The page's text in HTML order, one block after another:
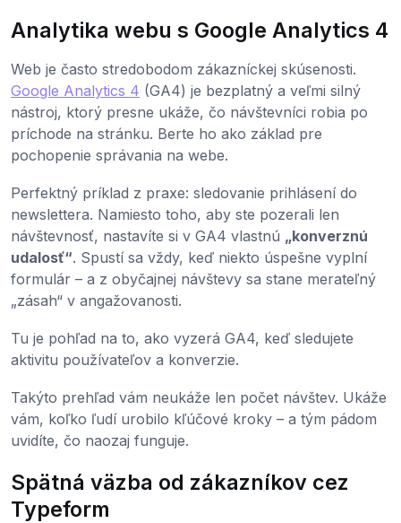
Analytika webu s Google Analytics 4
Web je často stredobodom zákazníckej skúsenosti.
Google Analytics 4 (GA4) je bezplatný a veľmi silný
nástroj, ktorý presne ukáže, čo návštevníci robia po
príchode na stránku. Berte ho ako základ pre
pochopenie správania na webe.
Perfektný príklad z praxe: sledovanie prihlásení do
newslettera. Namiesto toho, aby ste pozerali len
návštevnosť, nastavíte si v GA4 vlastnú „konverznú
udalosť“. Spustí sa vždy, keď niekto úspešne vyplní
formulár – a z obyčajnej návštevy sa stane merateľný
„zásah“ v angažovanosti.
Tu je pohľad na to, ako vyzerá GA4, keď sledujete
aktivitu používateľov a konverzie.
Takýto prehľad vám neukáže len počet návštev. Ukáže
vám, koľko ľudí urobilo kľúčové kroky – a tým pádom
uvidíte, čo naozaj funguje.
Spätná väzba od zákazníkov cez
Typeform